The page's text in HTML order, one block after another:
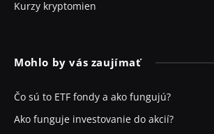
Kurzy kryptomien
Mohlo by vás zaujímať
Čo sú to ETF fondy a ako fungujú?
Ako funguje investovanie do akcií?